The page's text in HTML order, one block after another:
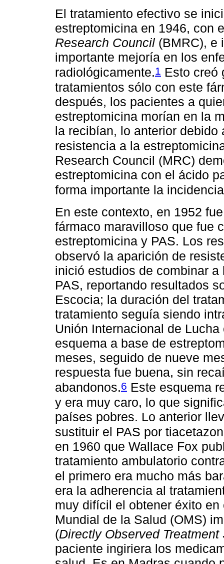
El tratamiento efectivo se
estreptomicina en 1946, con
Research Council (BMRC), e
importante mejoría en los
radiológicamente.1 Esto creó
tratamientos sólo con este
después, los pacientes a
estreptomicina morían en la
la recibían, lo anterior
resistencia a la
Research Council (MRC)
estreptomicina con el ácido
forma importante la
En este contexto, en 1952
fármaco maravilloso que fue
estreptomicina y PAS. Los
observó la aparición de
inició estudios de combinar
PAS, reportando resultados
Escocia; la duración del
tratamiento seguía siendo
Unión Internacional de
esquema a base de
meses, seguido de nueve
respuesta fue buena, sin
abandonos.6 Este esquema
y era muy caro, lo que
países pobres. Lo anterior
sustituir el PAS por
en 1960 que Wallace Fox
tratamiento ambulatorio
el primero era mucho más
era la adherencia al
muy difícil el obtener éxito
Mundial de la Salud (OMS)
(Directly Observed Treatment
paciente ingiriera los